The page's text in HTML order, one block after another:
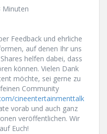
Minuten
Feedback und ehrliche
auf denen Ihr uns
helfen dabei, dass
können. Vielen Dank
möchte, sei gerne zu
Community
cineentertainmenttalk
vorab und auch ganz
veröffentlichen. Wir
Euch!